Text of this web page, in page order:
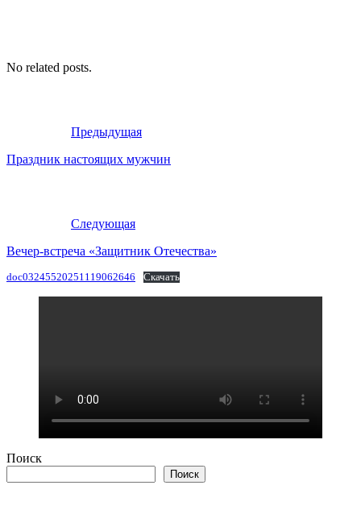
No related posts.
Предыдущая
Праздник настоящих мужчин
Следующая
Вечер-встреча «Защитник Отечества»
doc03245520251119062646 Скачать
Поиск
Поиск